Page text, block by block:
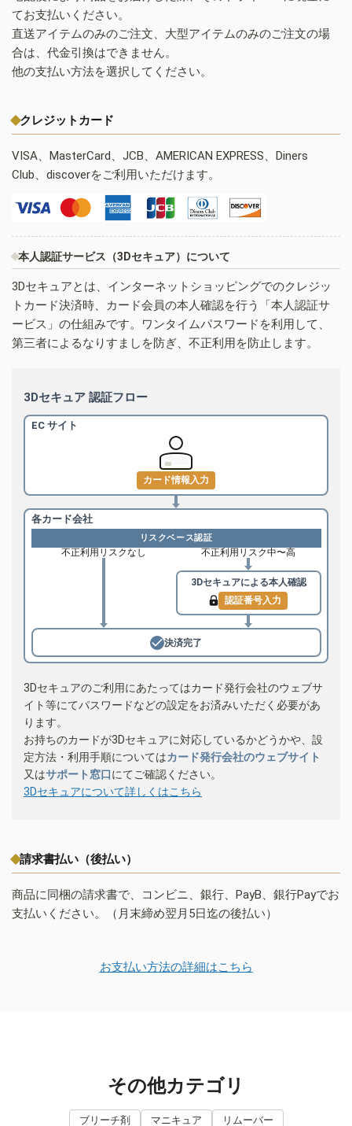
てお支払いください。
直送アイテムのみのご注文、大型アイテムのみのご注文の場
合は、代金引換はできません。
他の支払い方法を選択してください。
クレジットカード
VISA、MasterCard、JCB、AMERICAN EXPRESS、Diners
Club、discoverをご利用いただけます。
本人認証サービス（3Dセキュア）について
3Dセキュアとは、インターネットショッピングでのクレジッ
トカード決済時、カード会員の本人確認を行う「本人認証サ
ービス」の仕組みです。ワンタイムパスワードを利用して、
第三者によるなりすましを防ぎ、不正利用を防止します。
3Dセキュア 認証フロー
EC サイト
カード情報入力
各カード会社
リスクベース認証
不正利用リスクなし 不正利用リスク中〜高
3Dセキュアによる本人確認
認証番号入力
決済完了
3Dセキュアのご利用にあたってはカード発行会社のウェブサ
イト等にてパスワードなどの設定をお済みいただく必要があ
ります。
お持ちのカードが3Dセキュアに対応しているかどうかや、設
定方法・利用手順についてはカード発行会社のウェブサイト
又はサポート窓口にてご確認ください。
3Dセキュアについて詳しくはこちら
請求書払い（後払い）
商品に同梱の請求書で、コンビニ、銀行、PayB、銀行Payでお
支払いください。（月末締め翌月5日迄の後払い）
お支払い方法の詳細はこちら
その他カテゴリ
ブリーチ剤 マニキュア
リムーバー